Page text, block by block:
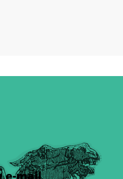
e-mail